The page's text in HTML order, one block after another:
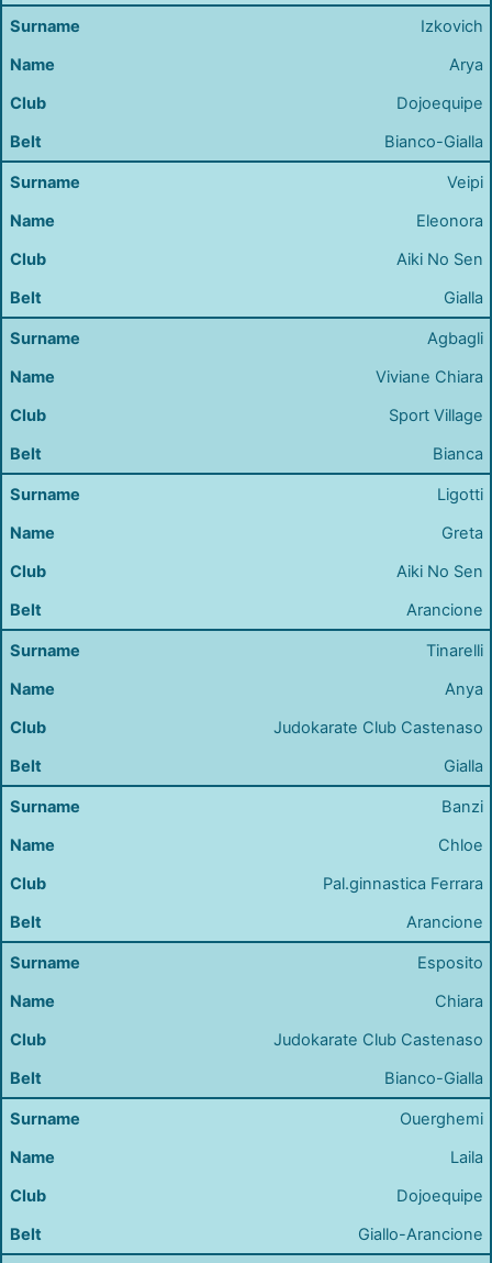
Izkovich
Arya
Dojoequipe
Bianco-Gialla
Veipi
Eleonora
Aiki No Sen
Gialla
Agbagli
Viviane Chiara
Sport Village
Bianca
Ligotti
Greta
Aiki No Sen
Arancione
Tinarelli
Anya
Judokarate Club Castenaso
Gialla
Banzi
Chloe
Pal.ginnastica Ferrara
Arancione
Esposito
Chiara
Judokarate Club Castenaso
Bianco-Gialla
Ouerghemi
Laila
Dojoequipe
Giallo-Arancione